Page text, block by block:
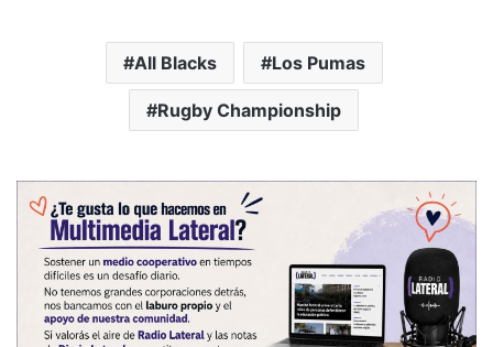
All Blacks Los Pumas
Rugby Championship